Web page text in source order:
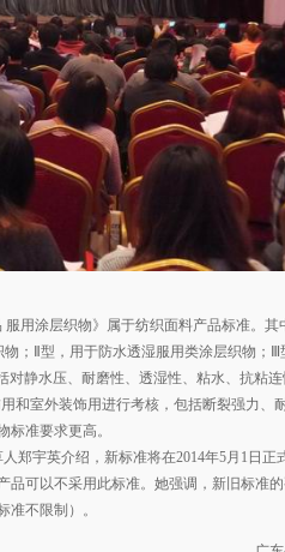
用涂层织物》属于纺织面料产品标准。其
；Ⅱ型，用于防水透湿服用类涂层织物；
静水压、耐磨性、透湿性、粘水、抗粘连
和室外装饰用进行考核，包括断裂强力、
准要求更高。
郑宇英介绍，新标准将在2014年5月1日正
品可以不采用此标准。她强调，新旧标准
不限制）。